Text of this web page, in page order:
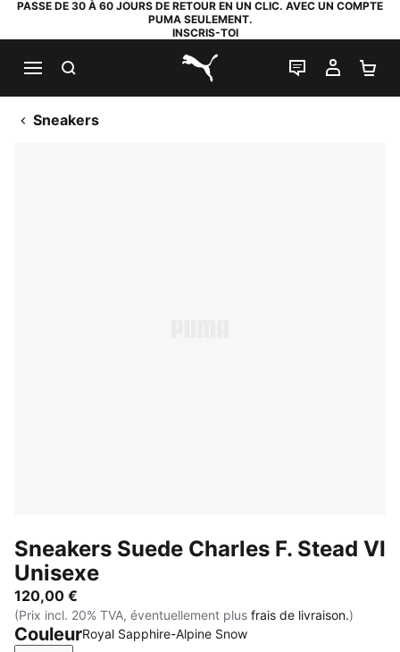
PASSE DE 30 À 60 JOURS DE RETOUR EN UN CLIC. AVEC UN COMPTE
PUMA SEULEMENT.
INSCRIS-TOI
PUMA.com
LIVE CHAT
MON
Sneakers
Sneakers Suede Charles F. Stead VI
Unisexe
120,00 €
(Prix incl. 20% TVA, éventuellement plus frais de livraison.)
CouleurRoyal Sapphire-Alpine Snow